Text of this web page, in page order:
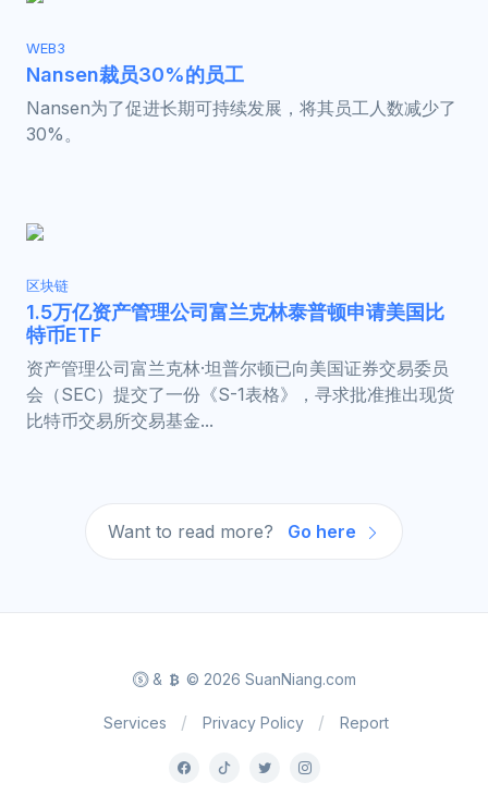
WEB3
Nansen裁员30%的员工
Nansen为了促进长期可持续发展，将其员工人数减少了
30%。
区块链
1.5万亿资产管理公司富兰克林泰普顿申请美国比
特币ETF
资产管理公司富兰克林·坦普尔顿已向美国证券交易委员
会（SEC）提交了一份《S-1表格》，寻求批准推出现货
比特币交易所交易基金...
Want to read more? Go here
& © 2026 SuanNiang.com
Services Privacy Policy Report